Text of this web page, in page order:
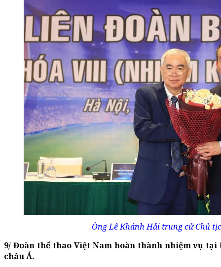
Ông Lê Khánh Hải trung cử Chủ
9/ Đoàn thể thao Việt Nam hoàn thành nhiệm vụ
châu Á.